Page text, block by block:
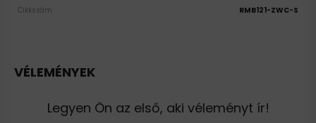
Cikkszám RMB121-ZWC-S
VÉLEMÉNYEK
Legyen Ön az első, aki véleményt ír!